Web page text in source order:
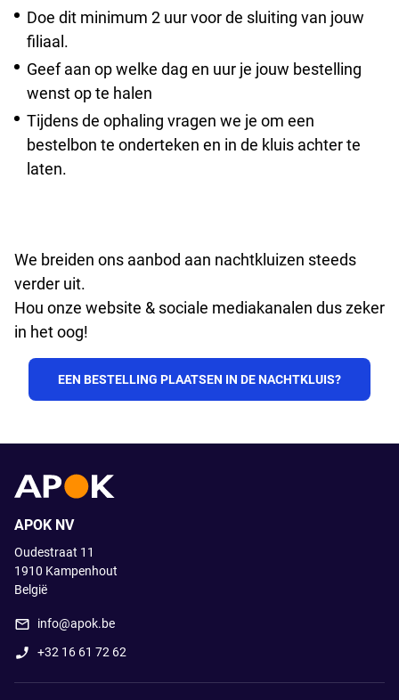
Doe dit minimum 2 uur voor de sluiting van jouw
filiaal.
Geef aan op welke dag en uur je jouw bestelling
wenst op te halen
Tijdens de ophaling vragen we je om een
bestelbon te onderteken en in de kluis achter te
laten.
We breiden ons aanbod aan nachtkluizen steeds
verder uit.
Hou onze website & sociale mediakanalen dus zeker
in het oog!
EEN BESTELLING PLAATSEN IN DE NACHTKLUIS?
APOK NV
Oudestraat 11
1910 Kampenhout
België
info@apok.be
+32 16 61 72 62